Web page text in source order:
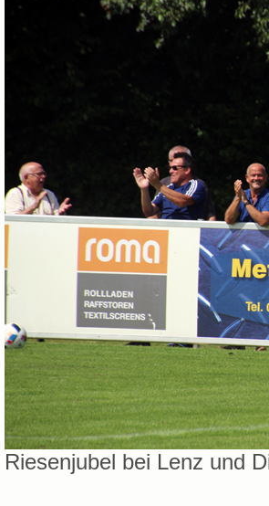
Riesenjubel bei Lenz und